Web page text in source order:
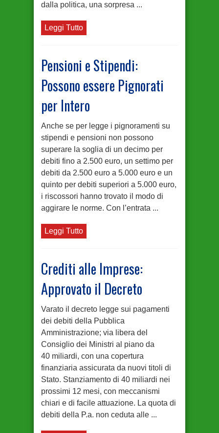
dalla politica, una sorpresa ...
Leggi Tutto
Pensioni e Stipendi:
Possono essere Pignorati
per Intero
Anche se per legge i pignoramenti su
stipendi e pensioni non possono
superare la soglia di un decimo per
debiti fino a 2.500 euro, un settimo per
debiti da 2.500 euro a 5.000 euro e un
quinto per debiti superiori a 5.000 euro,
i riscossori hanno trovato il modo di
aggirare le norme. Con l’entrata ...
Leggi Tutto
Crediti alle Imprese:
Approvato il Decreto
Varato il decreto legge sui pagamenti
dei debiti della Pubblica
Amministrazione; via libera del
Consiglio dei Ministri al piano da
40 miliardi, con una copertura
finanziaria assicurata da nuovi titoli di
Stato. Stanziamento di 40 miliardi nei
prossimi 12 mesi, con meccanismi
chiari e di facile attuazione. La quota di
debiti della P.a. non ceduta alle ...